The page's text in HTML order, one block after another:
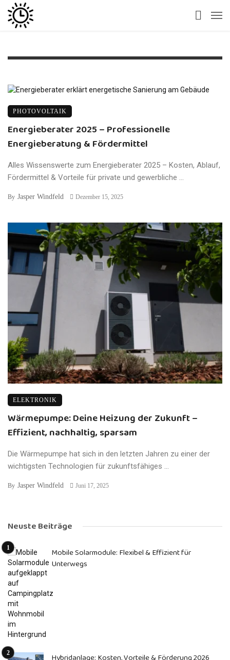
PHOTOVOLTAIK
Energieberater 2025 – Professionelle
Energieberatung & Fördermittel
Alles Wissenswerte zum Energieberater 2025 – Kosten, Ablauf,
Fördermittel & Vorteile für private und gewerbliche ...
By Jasper Windfeld Dezember 15, 2025
ELEKTRONIK
Wärmepumpe: Deine Heizung der Zukunft –
Effizient, nachhaltig, sparsam
Die Wärmepumpe hat sich in den letzten Jahren zu einer der
wichtigsten Technologien für zukunftsfähiges ...
By Jasper Windfeld Juni 17, 2025
Neuste Beiträge
Mobile Solarmodule: Flexibel & Effizient für
Unterwegs